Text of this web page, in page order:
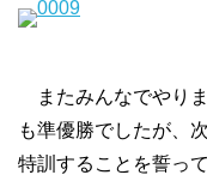
またみんなでやり
も準優勝でしたが、
特訓することを誓っ